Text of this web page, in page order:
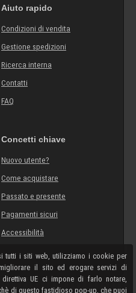
tutti i siti web, utilizziamo i cookie per
il sito ed erogare servizi di
direttiva UE ci impone di farlo notare,
di questo fastidioso pop-up, che puoi
Aiuto rapido
Condizioni di vendita
Gestione spedizioni
Ricerca interna
Contatti
FAQ
Concetti chiave
Nuovo utente?
Come acquistare
Passato e presente
Pagamenti sicuri
Accessibilità